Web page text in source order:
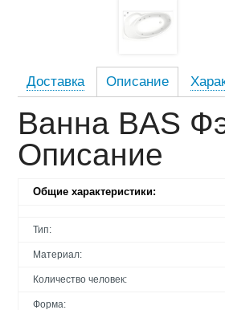
Доставка Описание
Ванна BAS
Описание
Общие характеристики:
Тип:
Материал:
Количество человек:
Форма: